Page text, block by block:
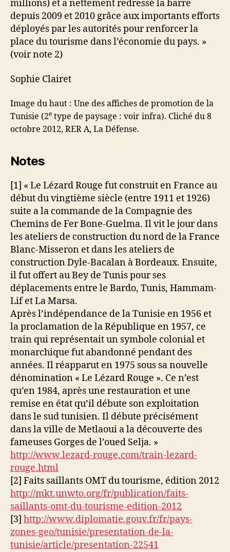
millions) et a nettement redressé la barre
depuis 2009 et 2010 grâce aux importants efforts
déployés par les autorités pour renforcer la
place du tourisme dans l’économie du pays. »
(voir note 2)
Sophie Clairet
Image du haut : Une des affiches de promotion de la
Tunisie (2e type de paysage : voir infra). Cliché du 8
octobre 2012, RER A, La Défense.
Notes
[1] « Le Lézard Rouge fut construit en France au
début du vingtième siècle (entre 1911 et 1926)
suite a la commande de la Compagnie des
Chemins de Fer Bone-Guelma. Il vit le jour dans
les ateliers de construction du nord de la France
Blanc-Misseron et dans les ateliers de
construction Dyle-Bacalan à Bordeaux. Ensuite,
il fut offert au Bey de Tunis pour ses
déplacements entre le Bardo, Tunis, Hammam-
Lif et La Marsa.
Après l’indépendance de la Tunisie en 1956 et
la proclamation de la République en 1957, ce
train qui représentait un symbole colonial et
monarchique fut abandonné pendant des
années. Il réapparut en 1975 sous sa nouvelle
dénomination « Le Lézard Rouge ». Ce n’est
qu’en 1984, après une restauration et une
remise en état qu’il débute son exploitation
dans le sud tunisien. Il débute précisément
dans la ville de Metlaoui a la découverte des
fameuses Gorges de l’oued Selja. »
http://www.lezard-rouge.com/train-lezard-
rouge.html
[2] Faits saillants OMT du tourisme, édition 2012
http://mkt.unwto.org/fr/publication/faits-
saillants-omt-du-tourisme-edition-2012
[3] http://www.diplomatie.gouv.fr/fr/pays-
zones-geo/tunisie/presentation-de-la-
tunisie/article/presentation-22541